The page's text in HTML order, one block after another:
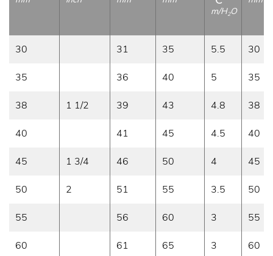
m/H2O
30 31 35 5.5 30
35 36 40 5 35
38 1 1/2 39 43 4.8 38
40 41 45 4.5 40
45 1 3/4 46 50 4 45
50 2 51 55 3.5 50
55 56 60 3 55
60 61 65 3 60